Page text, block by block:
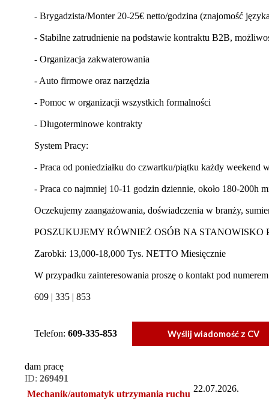
- Brygadzista/Monter 20-25€ netto/godzina (znajomość
- Stabilne zatrudnienie na podstawie kontraktu B2B,
- Organizacja zakwaterowania
- Auto firmowe oraz narzędzia
- Pomoc w organizacji wszystkich formalności
- Długoterminowe kontrakty
System Pracy:
- Praca od poniedziałku do czwartku/piątku każdy weekend
- Praca co najmniej 10-11 godzin dziennie, około 180-200h
Oczekujemy zaangażowania, doświadczenia w branży,
POSZUKUJEMY RÓWNIEŻ OSÓB NA
Zarobki: 13,000-18,000 Tys. NETTO Miesięcznie
W przypadku zainteresowania proszę o kontakt pod
609 | 335 | 853
Telefon: 609-335-853 Wyślij wiadomość z CV
dam pracę
ID: 269491
Mechanik/automatyk utrzymania ruchu
22.07.2026.